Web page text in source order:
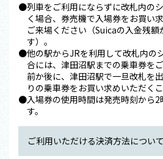
●列車をご利用にならずに改札内の
く場合、券売機で入場券をお買い
ご来場ください（Suicaの入金残
す）。
●他の駅からJRを利用して改札内の
合には、津田沼駅までの乗車券を
前か後に、津田沼駅で一旦改札を
りの乗車券をお買い求めいただく
●入場券の使用時間は発売時刻から2
す。
ご利用いただける決済方法について